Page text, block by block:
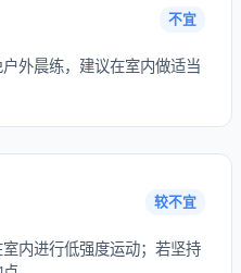
不宜
外晨练，建议在室内做适当
较不宜
内进行低强度运动；若坚持